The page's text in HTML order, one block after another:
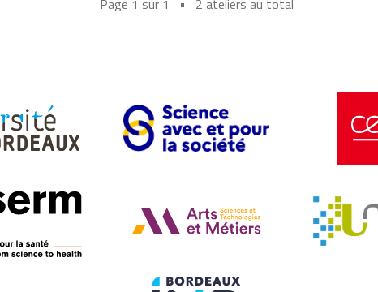
Page 1 sur 1 • 2 ateliers au total